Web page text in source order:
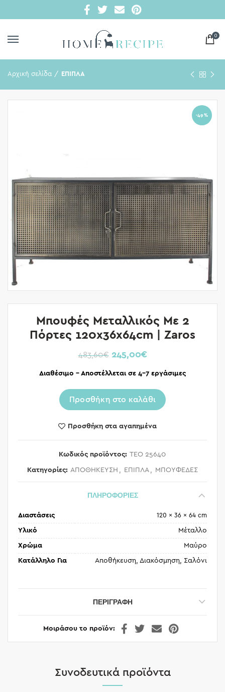
0
Αρχική σελίδα ΕΠΙΠΛΑ
-49%
Μπουφές Μεταλλικός Με 2
Πόρτες 120x36x64cm | Zaros
483,60€ 245,00€
Διαθέσιμο – Αποστέλλεται σε 4-7 εργάσιμες
Προσθήκη στο καλάθι
Προσθήκη στα αγαπημένα
Κωδικός προϊόντος: TEO 25640
Κατηγορίες: ΑΠΟΘΗΚΕΥΣΗ ΕΠΙΠΛΑ ΜΠΟΥΦΕΔΕΣ
ΠΛΗΡΟΦΟΡΙΕΣ
Διαστάσεις 120 × 36 × 64 cm
Υλικό Μέταλλο
Χρώμα Μαύρο
Κατάλληλο Για Αποθήκευση, Διακόσμηση, Σαλόνι
ΠΕΡΙΓΡΑΦΉ
Μοιράσου το προϊόν
Συνοδευτικά προϊόντα